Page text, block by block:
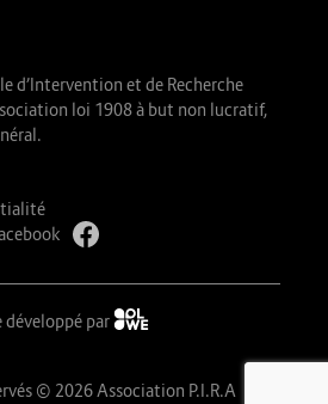
d’Intervention et de Recherche
loi 1908 à but non lucratif,
développé par
© 2026 Association P.I.R.A